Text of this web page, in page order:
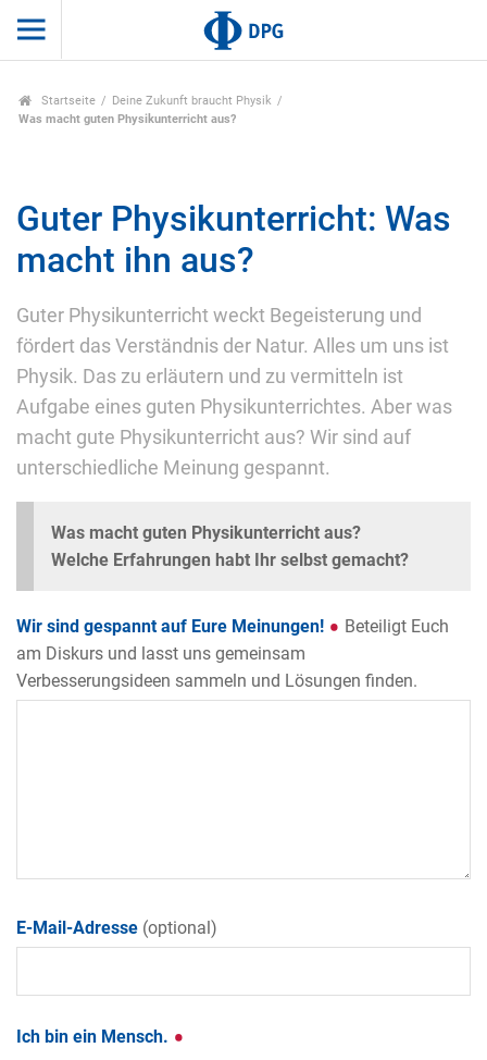
Startseite
Deine Zukunft braucht Physik
Was macht guten Physikunterricht aus?
Guter Physikunterricht: Was
macht ihn aus?
Guter Physikunterricht weckt Begeisterung und
fördert das Verständnis der Natur. Alles um uns ist
Physik. Das zu erläutern und zu vermitteln ist
Aufgabe eines guten Physikunterrichtes. Aber was
macht gute Physikunterricht aus? Wir sind auf
unterschiedliche Meinung gespannt.
Was macht guten Physikunterricht aus?
Welche Erfahrungen habt Ihr selbst gemacht?
Wir sind gespannt auf Eure Meinungen!
Beteiligt Euch
am Diskurs und lasst uns gemeinsam
Verbesserungsideen sammeln und Lösungen finden.
E-Mail-Adresse (optional)
Ich bin ein Mensch.